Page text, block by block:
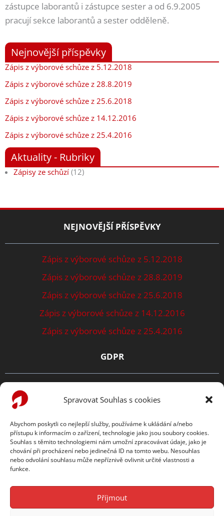
Spravovat Souhlas s cookies
Abychom poskytli co nejlepší služby, používáme k ukládání a/nebo
přístupu k informacím o zařízení, technologie jako jsou soubory cookies.
Souhlas s těmito technologiemi nám umožní zpracovávat údaje, jako je
chování při procházení nebo jedinečná ID na tomto webu. Nesouhlas
nebo odvolání souhlasu může nepříznivě ovlivnit určité vlastnosti a
funkce.
Příjmout
zástupce laborantů i zástupce sester a od 6.9.2005
pracují sekce laborantů a sester odděleně.
Nejnovější příspěvky
Zápis z výborové schůze z 5.12.2018
Zápis z výborové schůze z 28.8.2019
Zápis z výborové schůze z 25.6.2018
Zápis z výborové schůze z 14.12.2016
Zápis z výborové schůze z 25.4.2016
Aktuality - Rubriky
Zápisy ze schůzí (12)
NEJNOVĚJŠÍ PŘÍSPĚVKY
Zápis z výborové schůze z 5.12.2018
Zápis z výborové schůze z 28.8.2019
Zápis z výborové schůze z 25.6.2018
Zápis z výborové schůze z 14.12.2016
Zápis z výborové schůze z 25.4.2016
GDPR
TENTO WEB PODPORUJE: